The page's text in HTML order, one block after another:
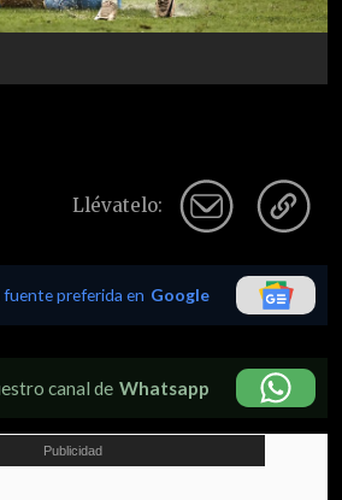
Llévatelo:
preferida en Google
canal de Whatsapp